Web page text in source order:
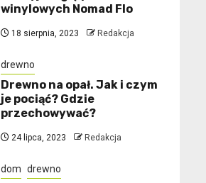
winylowych Nomad Flo
18 sierpnia, 2023 Redakcja
drewno
Drewno na opał. Jak i czym
je pociąć? Gdzie
przechowywać?
24 lipca, 2023 Redakcja
dom drewno